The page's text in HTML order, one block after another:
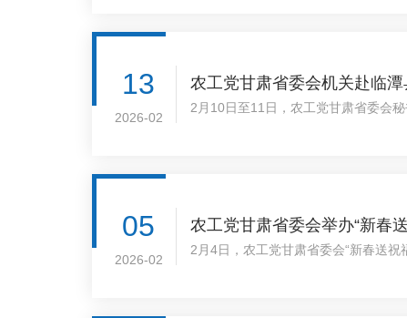
13
2026-02
农工党甘肃省委会机关赴临
2月10日至11日，农工党甘肃省委会
05
2026-02
农工党甘肃省委会举办“新春
2月4日，农工党甘肃省委会“新春送